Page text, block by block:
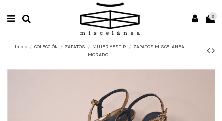
0
Inicio COLECCIÓN ZAPATOS MUJER VESTIR
ZAPATOS MISCELANEA
MORADO